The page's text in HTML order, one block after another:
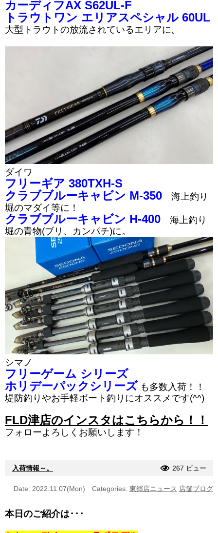
カーディフAX S62UL-F
トラウトワン エリアスペシャル 60UL
大型トラウトの放流されているエリアに。
ダイワ
フリーギア 380TXH-S
クラブブルーキャビン M-350 海上釣り
堀のマダイ等に！
クラブブルーキャビン H-400 海上釣り
堀の青物(ブリ、カンパチ)に。
シマノ
フリーゲーム シリーズ
ホリデーパックシリーズ も多数入荷！！
堤防釣りやお手軽ボート釣りにオススメです(^^)
FLD津店のインスタはこちらから！！
フォローよろしくお願いします！
入荷情報～。 267 ビュー
Date: 2022.11.07(Mon) Categories: 東郷店ニュース 店舗ブログ
本日のご紹介は･･･